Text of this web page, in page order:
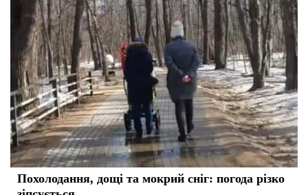
Похолодання, дощі та мокрий сніг: погода різко